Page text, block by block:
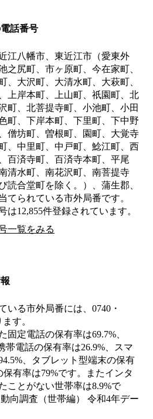
話番号
江八幡市、東近江市（愛東外
之尻町、市ヶ原町、今在家町、
、大沢町、大清水町、大萩町、
上岸本町、上山町、祇園町、北
町、北菩提寺町、小池町、小田
町、下岸本町、下里町、下中野
僧坊町、曽根町、園町、大覚寺
、中里町、中戸町、鯰江町、西
百済寺町、百済寺本町、平尾
清水町、南花沢町、南菩提寺
読合堂町を除く。）、蒲生郡、
てられている市外局番です。
は12,855件登録されています。
一覧をみる
いる市外局番には、0740・
す。
固定電話の保有率は69.7%、
帯電話の保有率は26.9%、スマ
、タブレット型端末の保有
有率は79%です。またインタ
ことがない世帯率は8.9%で
向調査（世帯編） 令和4年デー